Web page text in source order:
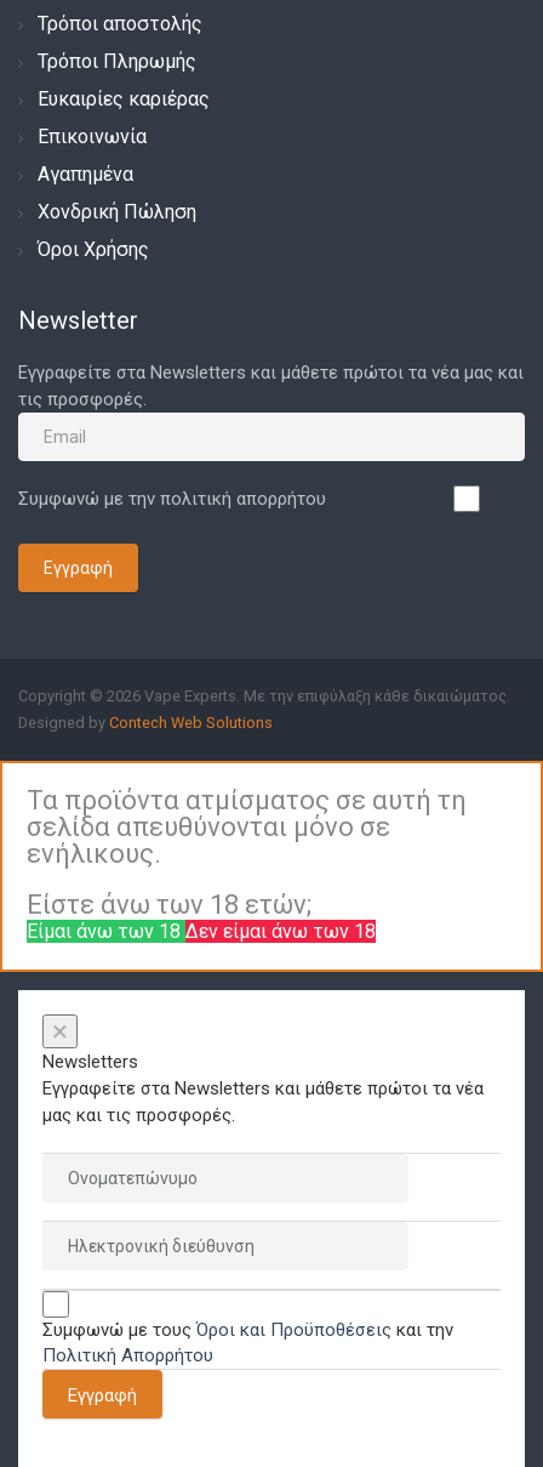
Τρόποι αποστολής
Τρόποι Πληρωμής
Ευκαιρίες καριέρας
Επικοινωνία
Αγαπημένα
Χονδρική Πώληση
Όροι Χρήσης
Newsletter
Εγγραφείτε στα Newsletters και μάθετε πρώτοι τα νέα μας και
τις προσφορές.
Συμφωνώ με την πολιτική απορρήτου
Εγγραφή
Copyright © 2026 Vape Experts. Με την επιφύλαξη κάθε δικαιώματος.
Designed by Contech Web Solutions
Τα προϊόντα ατμίσματος σε αυτή τη
σελίδα απευθύνονται μόνο σε
ενήλικους.
Είστε άνω των 18 ετών;
Είμαι άνω των 18 Δεν είμαι άνω των 18
×
Newsletters
Εγγραφείτε στα Newsletters και μάθετε πρώτοι τα νέα
μας και τις προσφορές.
Συμφωνώ με τουςΌροι και Προϋποθέσεις και την
Πολιτική Απορρήτου